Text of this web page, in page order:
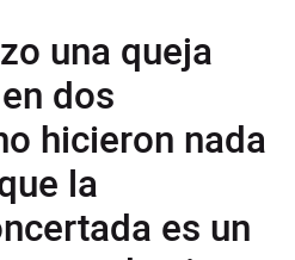
una queja
dos
hicieron nada
la
es un